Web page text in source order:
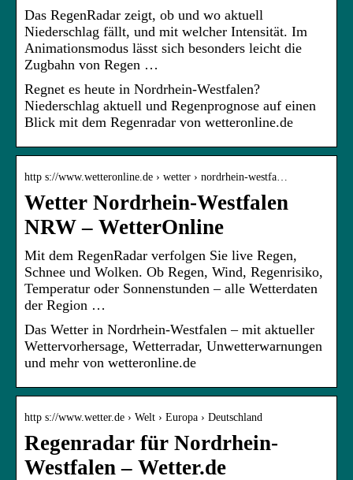
Das RegenRadar zeigt, ob und wo aktuell
Niederschlag fällt, und mit welcher Intensität. Im
Animationsmodus lässt sich besonders leicht die
Zugbahn von Regen …
Regnet es heute in Nordrhein-Westfalen?
Niederschlag aktuell und Regenprognose auf einen
Blick mit dem Regenradar von wetteronline.de
http s://www.wetteronline.de › wetter › nordrhein-westfa…
Wetter Nordrhein-Westfalen
NRW – WetterOnline
Mit dem RegenRadar verfolgen Sie live Regen,
Schnee und Wolken. Ob Regen, Wind, Regenrisiko,
Temperatur oder Sonnenstunden – alle Wetterdaten
der Region …
Das Wetter in Nordrhein-Westfalen – mit aktueller
Wettervorhersage, Wetterradar, Unwetterwarnungen
und mehr von wetteronline.de
http s://www.wetter.de › Welt › Europa › Deutschland
Regenradar für Nordrhein-
Westfalen – Wetter.de